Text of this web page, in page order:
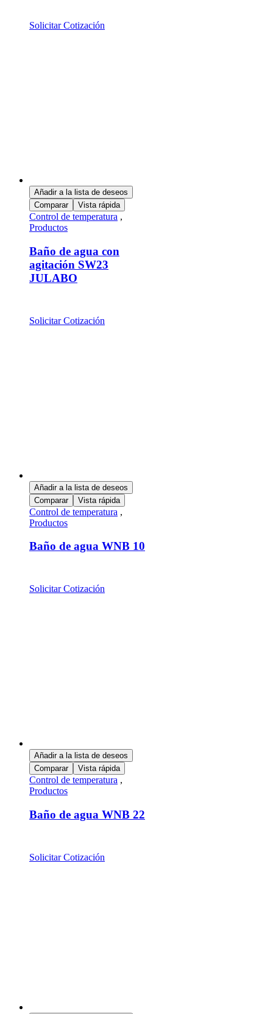
Solicitar Cotización
Añadir a la lista de deseos
Comparar
Vista rápida
Control de temperatura ,
Productos
Baño de agua con
agitación SW23
JULABO
Solicitar Cotización
Añadir a la lista de deseos
Comparar
Vista rápida
Control de temperatura ,
Productos
Baño de agua WNB 10
Solicitar Cotización
Añadir a la lista de deseos
Comparar
Vista rápida
Control de temperatura ,
Productos
Baño de agua WNB 22
Solicitar Cotización